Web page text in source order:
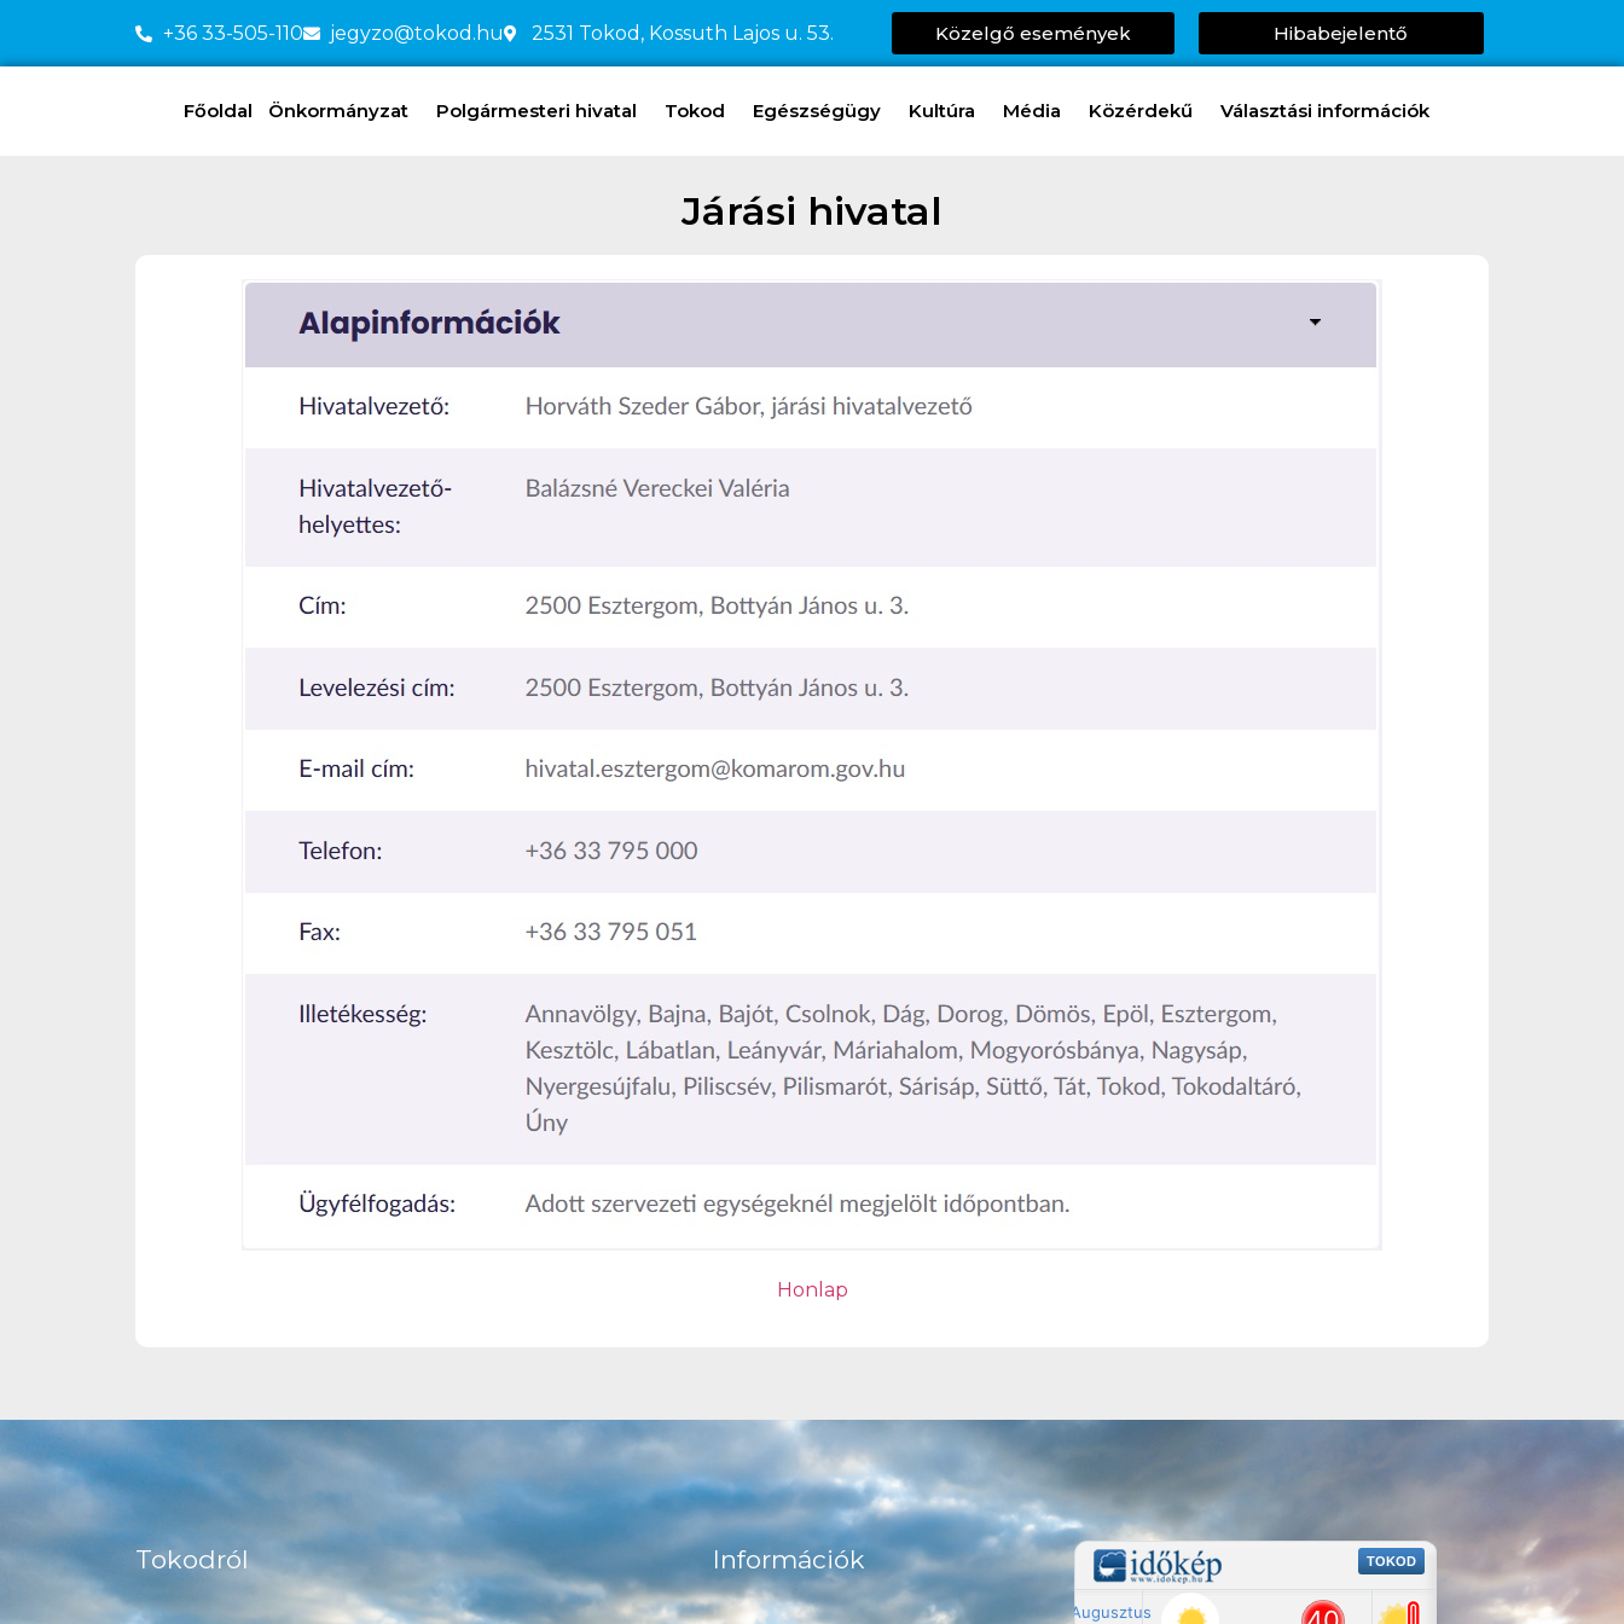
+36 33-505-110 jegyzo@tokod.hu 2531 Tokod, Kossuth Lajos u. 53. Közelgő események Hibabejelentő
Főoldal Önkormányzat Polgármesteri hivatal Tokod Egészségügy Kultúra Média Közérdekű Választási információk
Járási hivatal
Honlap
Tokodról Információk